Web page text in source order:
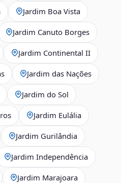
Jardim Boa Vista
Jardim Canuto Borges
Jardim Continental II
Jardim das Nações
Jardim do Sol
Jardim Eulália
Jardim Gurilândia
Jardim Independência
Jardim Marajoara